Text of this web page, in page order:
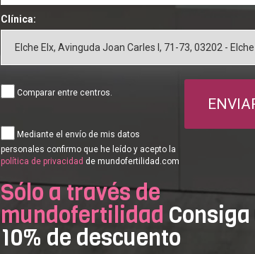
Clínica:
Comparar entre centros.
Mediante el envío de mis datos
personales confirmo que he leído y acepto la
política de privacidad de mundofertilidad.com
Sólo a través de
mundofertilidad
10% de descuento